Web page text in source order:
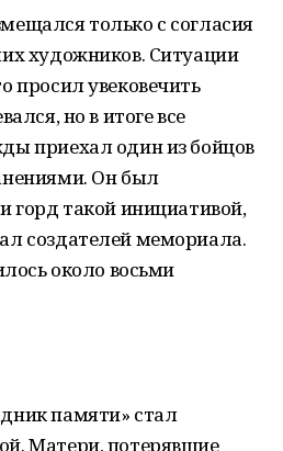
только с согласия
художников. Ситуации
просил увековечить
но в итоге все
приехал один из бойцов
Он был
горд такой инициативой,
создателей мемориала.
около восьми
памяти» стал
Матери, потерявшие